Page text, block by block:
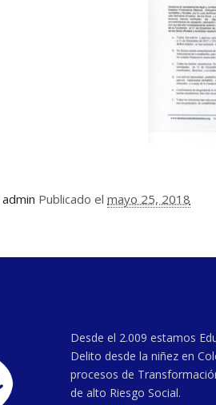
admin Publicado el mayo 25, 2018
Desde el 2.009 estamos
Delito desde la niñez en
procesos de
de alto Riesgo Social.